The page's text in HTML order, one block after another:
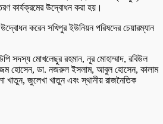
কার্যক্রমের উদ্বোধন করা হয়।
করেন সখিপুর ইউনিয়ন পরিষদের চেয়ারম্যান
সদস্য মোখলেছুর রহমান, নূর মোহাম্মাদ, রবিউল
হোসেন, ডা. নজরুল ইসলাম, আবুল হোসেন, কালাম
খাতুন, জুলেখা খাতুন এবং স্থানীয় রাজনৈতিক